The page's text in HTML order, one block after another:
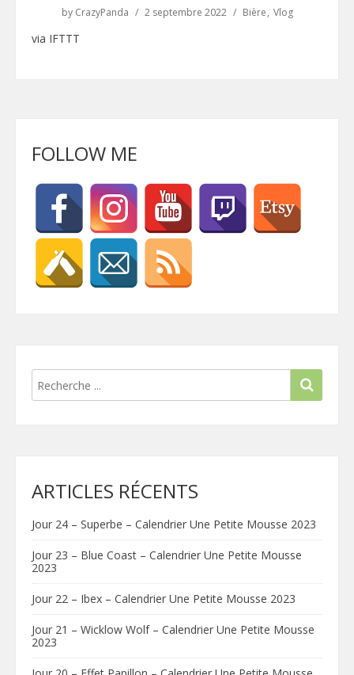
by CrazyPanda 2 septembre 2022 Bière Vlog
via IFTTT
FOLLOW ME
ARTICLES RÉCENTS
Jour 24 – Superbe – Calendrier Une Petite Mousse 2023
Jour 23 – Blue Coast – Calendrier Une Petite Mousse
2023
Jour 22 – Ibex – Calendrier Une Petite Mousse 2023
Jour 21 – Wicklow Wolf – Calendrier Une Petite Mousse
2023